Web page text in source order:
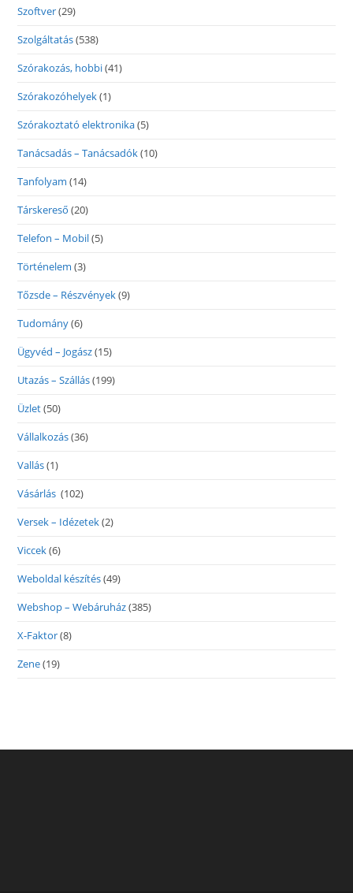
Szoftver(29)
Szolgáltatás(538)
Szórakozás, hobbi(41)
Szórakozóhelyek(1)
Szórakoztató elektronika(5)
Tanácsadás – Tanácsadók(10)
Tanfolyam (14)
Társkereső (20)
Telefon – Mobil(5)
Történelem (3)
Tőzsde – Részvények(9)
Tudomány(6)
Ügyvéd – Jogász(15)
Utazás – Szállás(199)
Üzlet(50)
Vállalkozás(36)
Vallás(1)
Vásárlás (102)
Versek – Idézetek(2)
Viccek(6)
Weboldal készítés(49)
Webshop – Webáruház(385)
X-Faktor(8)
Zene(19)